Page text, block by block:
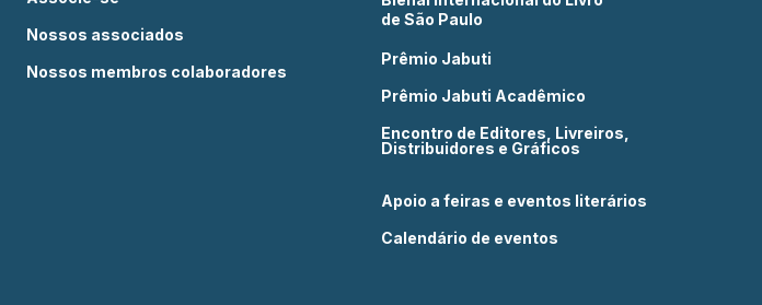
Nossos associados
Nossos membros colaboradores
de São Paulo
Prêmio Jabuti
Prêmio Jabuti Acadêmico
Encontro de Editores, Livreiros,
Distribuidores e Gráficos
Apoio a feiras e eventos literários
Calendário de eventos